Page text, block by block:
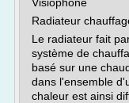
Radiateur
Le radiateur fait
système de
basé sur une
dans l'ensemble
chaleur est ainsi